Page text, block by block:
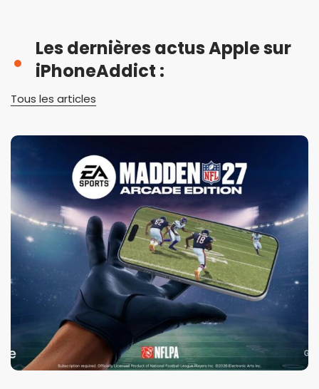
Les dernières actus Apple sur
iPhoneAddict :
Tous les articles